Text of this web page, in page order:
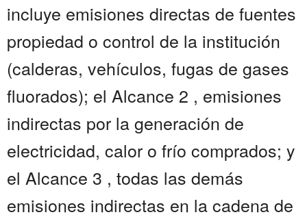
incluye emisiones directas de fuentes
propiedad o control de la institución
(calderas, vehículos, fugas de gases
fluorados); el Alcance 2 , emisiones
indirectas por la generación de
electricidad, calor o frío comprados; y
el Alcance 3 , todas las demás
emisiones indirectas en la cadena de